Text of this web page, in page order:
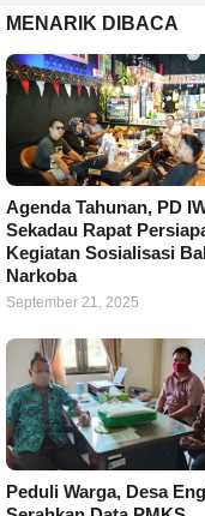
MENARIK DIBACA
Agenda Tahunan, PD
Sekadau Rapat
Kegiatan Sosialisasi
Narkoba
September 21, 2025
Peduli Warga, Desa